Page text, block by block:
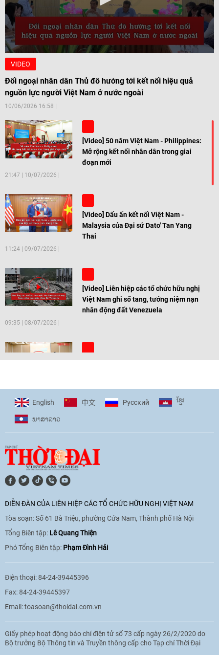
VIDEO
Đối ngoại nhân dân Thủ đô hướng tới kết nối hiệu quả
nguồn lực người Việt Nam ở nước ngoài
10/06/2026 16:58
[Video] 50 năm Việt Nam - Philippines:
Mở rộng kết nối nhân dân trong giai
đoạn mới
21:47 10/07/2026
[Video] Dấu ấn kết nối Việt Nam -
Malaysia của Đại sứ Dato' Tan Yang
Thai
11:24 09/07/2026
[Video] Liên hiệp các tổ chức hữu nghị
Việt Nam ghi sổ tang, tưởng niệm nạn
nhân động đất Venezuela
09:35 08/07/2026
[Video] Trẻ em Đông Á cùng kiến tạo
11:10|17/06/2026
hòa bình, hữu nghị giữa các dân tộc"
cho Đại sứ Hungary tại Việt Nam
17:25| 13/06/2026
sinh Việt Nam tại trại hè Artek
14:41 12/06/2026
English 中文 Pусский ខ្មែរ
ພາ​ສາ​ລາວ
DIỄN ĐÀN CỦA LIÊN HIỆP CÁC TỔ CHỨC HỮU NGHỊ VIỆT NAM
Tòa soạn: Số 61 Bà Triệu, phường Cửa Nam, Thành phố Hà Nội
Tổng Biên tập: Lê Quang Thiện
Phó Tổng Biên tập: Phạm Đình Hải
Điện thoại: 84-24-39445396
Fax: 84-24-39445397
Email:toasoan@thoidai.com.vn
Giấy phép hoạt động báo chí điện tử số 73 cấp ngày 26/2/2020 do
Bộ trưởng Bộ Thông tin và Truyền thông cấp cho Tạp chí Thời Đại